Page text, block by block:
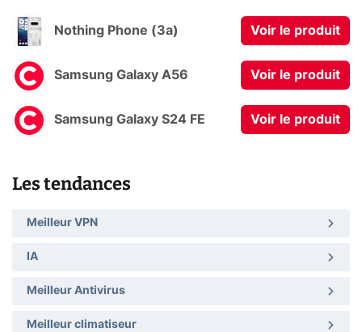
Nothing Phone (3a) Voir le produit
Samsung Galaxy A56 Voir le produit
Samsung Galaxy S24 FE Voir le produit
Les tendances
Meilleur VPN
IA
Meilleur Antivirus
Meilleur climatiseur